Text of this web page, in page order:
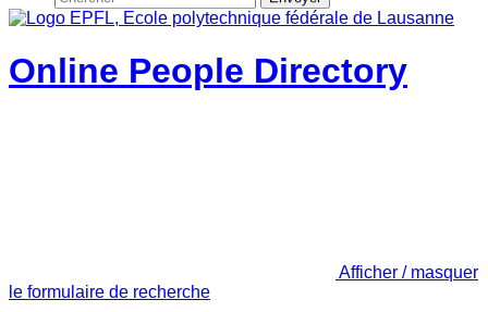
Online People Directory
Afficher / masquer
le formulaire de recherche